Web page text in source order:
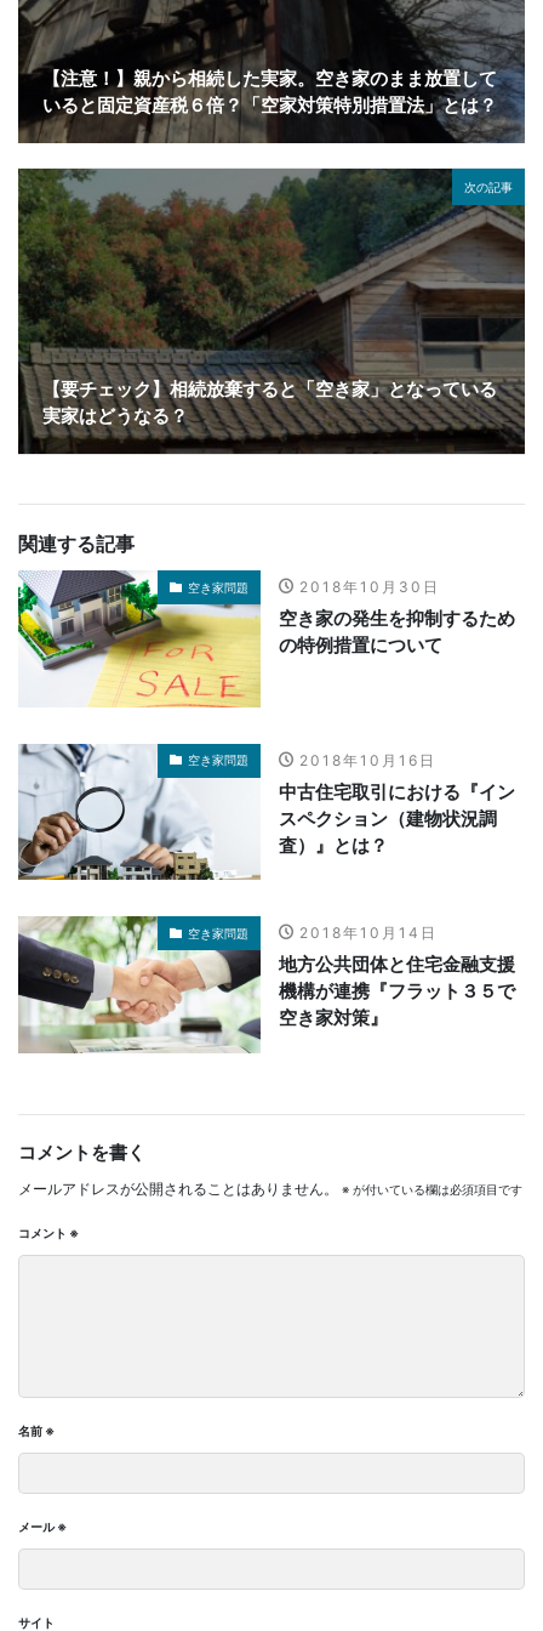
【注意！】親から相続した実家。空き家のまま放置して
いると固定資産税６倍？「空家対策特別措置法」とは？
次の記事
【要チェック】相続放棄すると「空き家」となっている
実家はどうなる？
関連する記事
空き家問題 2018年10月30日
空き家の発生を抑制するため
の特例措置について
空き家問題 2018年10月16日
中古住宅取引における『イン
スペクション（建物状況調
査）』とは？
空き家問題 2018年10月14日
地方公共団体と住宅金融支援
機構が連携『フラット３５で
空き家対策』
コメントを書く
メールアドレスが公開されることはありません。 ※ が付いている欄は必須項目です
コメント ※
名前 ※
メール※
サイト